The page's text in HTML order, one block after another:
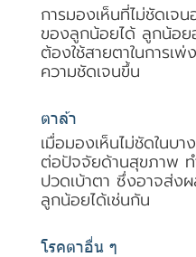
การมองเห็นที่ไม่ชัดเจ
ของลูกน้อยได้ ลูกน้อย
ต้องใช้สายตาในการเ
ความชัดเจนขึ้น
ตาล้า
เมื่อมองเห็นไม่ชัดในบ
ต่อปัจจัยด้านสุขภาพ ท
ปวดเบ้าตา ซึ่งอาจส่ง
ลูกน้อยได้เช่นกัน
โรคตาอื่น ๆ